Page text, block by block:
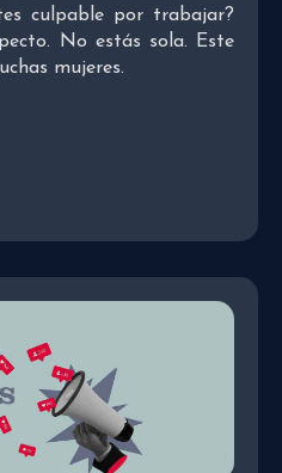
culpable por trabajar?
No estás sola. Este
mujeres.